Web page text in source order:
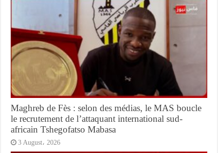
Maghreb de Fès : selon des médias, le MAS boucle
le recrutement de l’attaquant international sud-
africain Tshegofatso Mabasa
3 August، 2026